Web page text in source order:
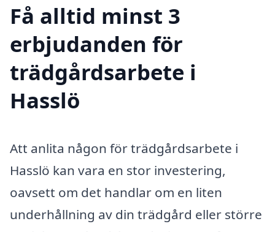
Få alltid minst 3
erbjudanden för
trädgårdsarbete i
Hasslö
Att anlita någon för trädgårdsarbete i
Hasslö kan vara en stor investering,
oavsett om det handlar om en liten
underhållning av din trädgård eller större